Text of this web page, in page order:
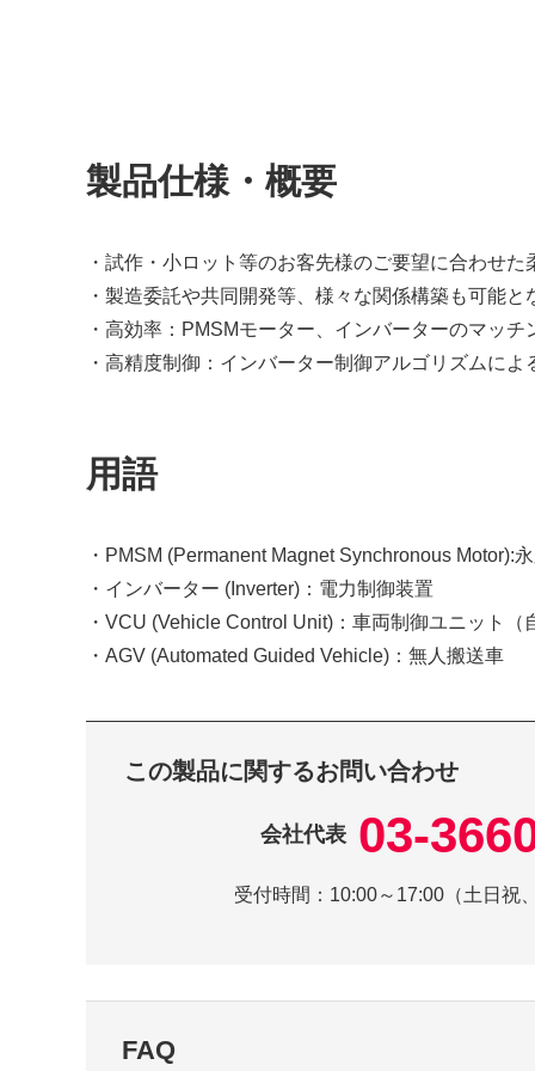
製品仕様・概要
・試作・小ロット等のお客先様のご要望に合わせた
・製造委託や共同開発等、様々な関係構築も可能と
・高効率：PMSMモーター、インバーターのマッチ
・高精度制御：インバーター制御アルゴリズムによ
用語
・PMSM (Permanent Magnet Synchronous Motor):
・インバーター (Inverter)：電力制御装置
・VCU (Vehicle Control Unit)：車両制御ユニット（
・AGV (Automated Guided Vehicle)：無人搬送車
この製品に関するお問い合わせ
会社代表 03-
受付時間： 10:00～17:00（土日祝
FAQ